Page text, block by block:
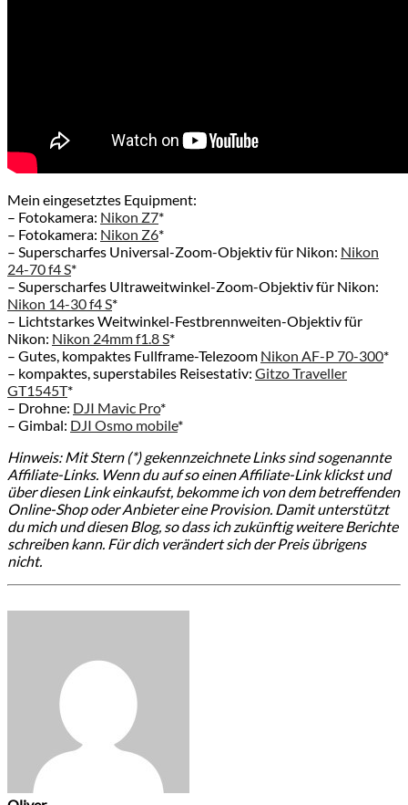
Mein eingesetztes Equipment:
– Fotokamera: Nikon Z7*
– Fotokamera: Nikon Z6*
– Superscharfes Universal-Zoom-Objektiv für Nikon: Nikon
24-70 f4 S*
– Superscharfes Ultraweitwinkel-Zoom-Objektiv für Nikon:
Nikon 14-30 f4 S*
– Lichtstarkes Weitwinkel-Festbrennweiten-Objektiv für
Nikon: Nikon 24mm f1.8 S*
– Gutes, kompaktes Fullframe-Telezoom Nikon AF-P 70-300*
– kompaktes, superstabiles Reisestativ: Gitzo Traveller
GT1545T*
– Drohne: DJI Mavic Pro*
– Gimbal: DJI Osmo mobile*
Hinweis: Mit Stern (*) gekennzeichnete Links sind sogenannte
Affiliate-Links. Wenn du auf so einen Affiliate-Link klickst und
über diesen Link einkaufst, bekomme ich von dem betreffenden
Online-Shop oder Anbieter eine Provision. Damit unterstützt
du mich und diesen Blog, so dass ich zukünftig weitere Berichte
schreiben kann. Für dich verändert sich der Preis übrigens
nicht.